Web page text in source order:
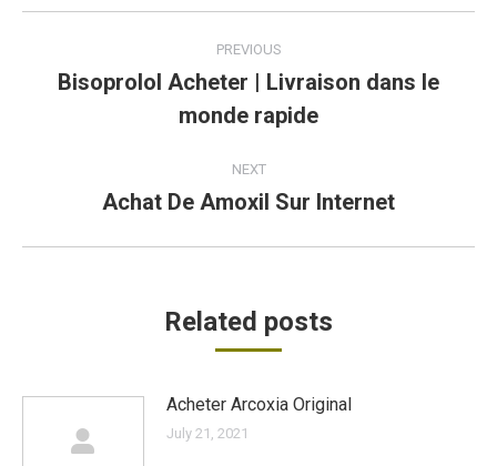
navigation
PREVIOUS
Previous
post:
Bisoprolol Acheter | Livraison dans le
monde rapide
NEXT
Next
Achat De Amoxil Sur Internet
Related posts
Acheter Arcoxia Original
July 21, 2021